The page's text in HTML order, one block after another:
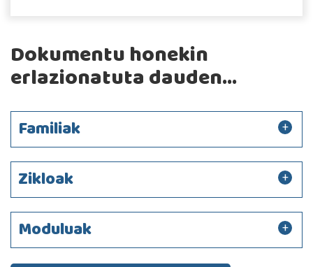
Dokumentu honekin
erlazionatuta dauden...
Familiak
Zikloak
Moduluak